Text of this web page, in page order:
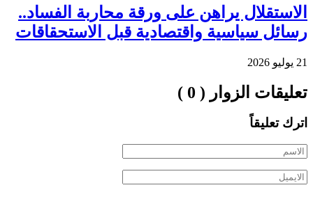
الاستقلال يراهن على ورقة محاربة الفساد..
رسائل سياسية واقتصادية قبل الاستحقاقات
21 يوليو 2026
تعليقات الزوار ( 0 )
اترك تعليقاً